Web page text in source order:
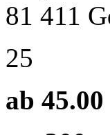
81 411
25
ab 45.00